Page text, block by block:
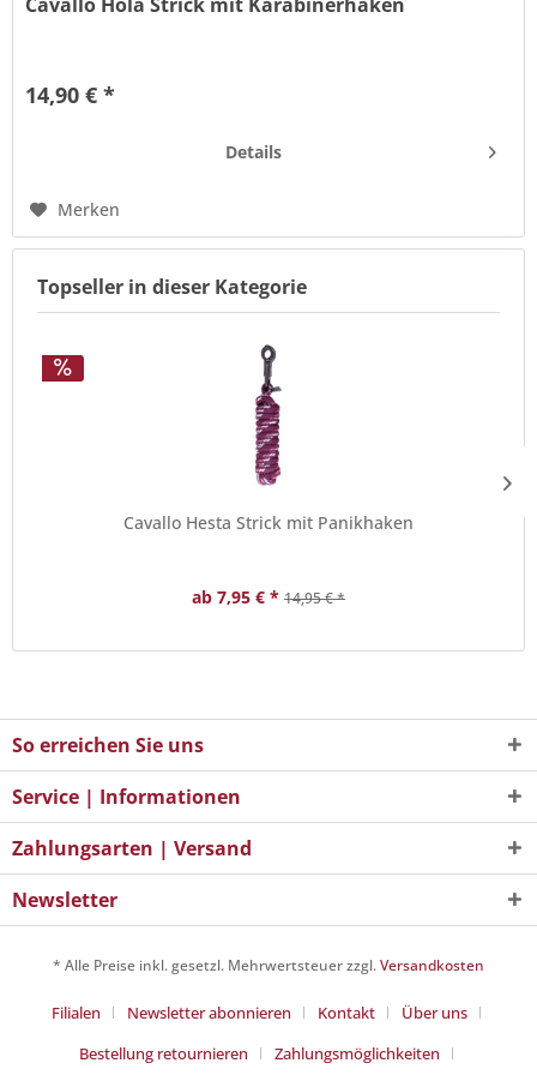
Cavallo Hola Strick mit Karabinerhaken
Metallplatte Mit Karabinerhaken Dreifarbig Länge: ca.
14,90 € *
Details
Merken
Topseller in dieser Kategorie
Cavallo Hesta Strick mit Panikhaken
ab 7,95 € * 14,95 € *
So erreichen Sie uns
Service | Informationen
Zahlungsarten | Versand
Newsletter
* Alle Preise inkl. gesetzl. Mehrwertsteuer zzgl.Versandkosten
Filialen Newsletter abonnieren Kontakt
Über uns
Bestellung retournieren
Zahlungsmöglichkeiten